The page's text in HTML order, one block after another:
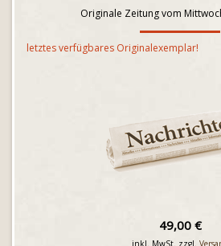
Originale Zeitung vom
letztes verfügbares Originalexemplar!
49,00 €
inkl. MwSt. zzgl.